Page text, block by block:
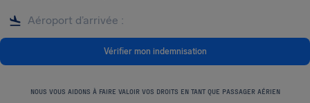
Vérifier mon indemnisation
NOUS VOUS AIDONS À FAIRE VALOIR VOS DROITS EN TANT QUE PASSAGER AÉRIEN